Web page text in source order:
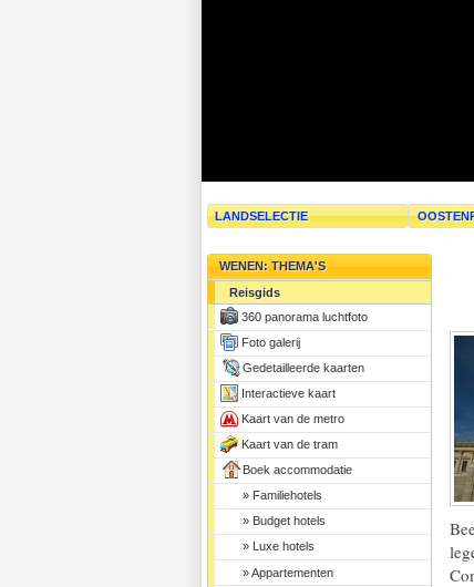
LANDSELECTIE
WENEN: THEMA'S
Reisgids
360 panorama luchtfoto
Foto galerij
Gedetailleerde kaarten
Interactieve kaart
Kaart van de metro
Kaart van de tram
Boek accommodatie
» Familiehotels
» Budget hotels
» Luxe hotels
» Appartementen